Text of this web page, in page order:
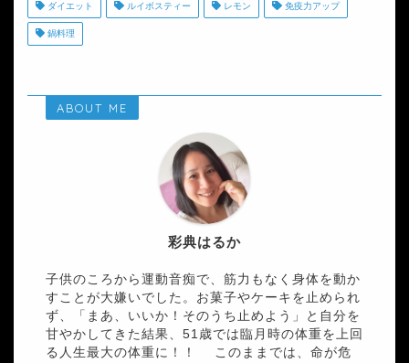
ダイエット ルイボスティー レモン 免疫力アップ
鍋料理
ABOUT ME
彩典はるか
子供のころから運動音痴で、筋力もなく身体を動か
すことが大嫌いでした。お菓子やケーキを止められ
ず、「まあ、いいか！そのうち止めよう」と自分を
甘やかしてきた結果、51歳では臨月時の体重を上回
る人生最大の体重に！！ このままでは、命が危